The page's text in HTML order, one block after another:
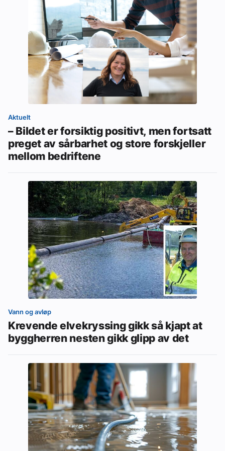
Aktuelt
– Bildet er forsiktig positivt, men fortsatt
preget av sårbarhet og store forskjeller
mellom bedriftene
Vann og avløp
Krevende elvekryssing gikk så kjapt at
byggherren nesten gikk glipp av det